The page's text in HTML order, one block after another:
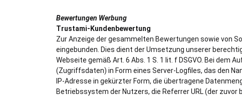
Bewertungen Werbung
Trustami-Kundenbewertung
Zur Anzeige der gesammelten Bewertungen sowie von
eingebunden. Dies dient der Umsetzung unserer
Webseite gemäß Art. 6 Abs. 1 S. 1 lit. f DSGVO. Bei
(Zugriffsdaten) in Form eines Server-Logfiles, das den
IP-Adresse in gekürzter Form, die übertragene
Betriebssystem der Nutzers, die Referrer URL (der